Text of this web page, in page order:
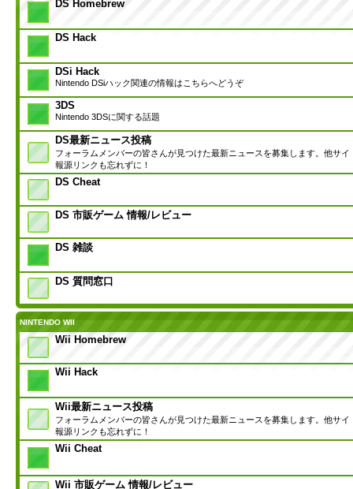
DS Homebrew
DS Hack
DSi Hack
Nintendo DSiハック関連の情報はこちらへどうぞ
3DS
Nintendo 3DSに関する話題
DS最新ニュース投稿
フォーラムメンバーの皆さんが見つけた最新ニュースを募集します。他サイ
報源リンクも忘れずに！
DS Cheat
DS 市販ゲーム 情報/レビュー
DS 雑談
DS 質問窓口
NINTENDO WII
Wii Homebrew
Wii Hack
Wii最新ニュース投稿
フォーラムメンバーの皆さんが見つけた最新ニュースを募集します。他サイ
報源リンクも忘れずに！
Wii Cheat
Wii 市販ゲーム 情報/レビュー